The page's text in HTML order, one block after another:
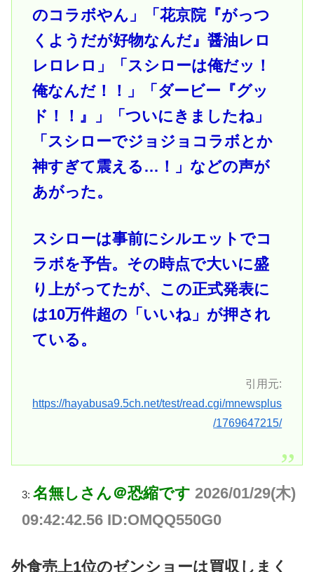
のコラボやん」「花京院『がっつ
くようだが好物なんだ』醤油レロ
レロレロ」「スシローは俺だッ！
俺なんだ！！」「ダービー『グッ
ド！！』」「ついにきましたね」
「スシローでジョジョコラボとか
神すぎて震える…！」などの声が
あがった。
スシローは事前にシルエットでコ
ラボを予告。その時点で大いに盛
り上がってたが、この正式発表に
は10万件超の「いいね」が押され
ている。
引用元:
https://hayabusa9.5ch.net/test/read.cgi/mnewsplus
/1769647215/
3: 名無しさん＠恐縮です 2026/01/29(木)
09:42:42.56 ID:OMQQ550G0
外食売上1位のゼンショーは買収しまく